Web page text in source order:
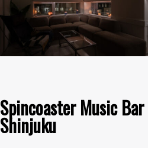
Spincoaster Music Bar
Shinjuku